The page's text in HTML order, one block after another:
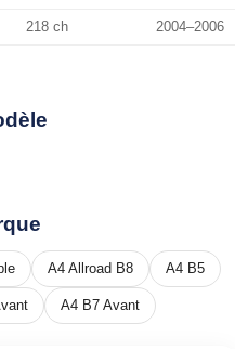
218 ch 2004–2006
A4 Allroad B8 A4 B5
A4 B7 Avant